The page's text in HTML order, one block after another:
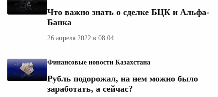
Что важно знать о сделке БЦК и Альфа-
Банка
26 апреля 2022 в 08:04
Финансовые новости Казахстана
Рубль подорожал, на нем можно было
заработать, а сейчас?